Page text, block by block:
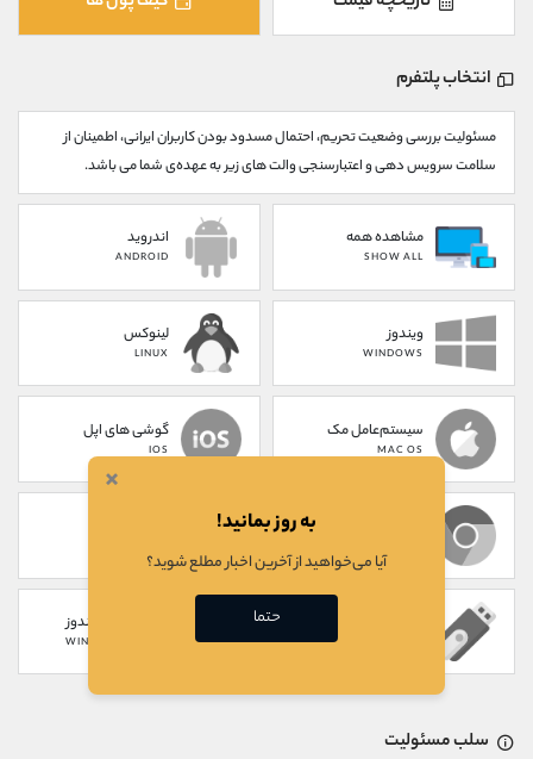
انتخاب پلتفرم
مسئولیت بررسی وضعیت تحریم، احتمال مسدود بودن کاربران ایرانی، اطمینان از
سلامت سرویس دهی و اعتبارسنجی والت های زیر به عهده‌ی شما می باشد.
مشاهده همه
SHOW ALL
اندروید
ANDROID
ویندوز
WINDOWS
لینوکس
LINUX
سیستم‌عامل مک
MAC OS
گوشی های اپل
IOS
گوشی های ویندوز
WINDOWS PHONE
سلب مسئولیت
@alirezamehrabi_official
×
به روز بمانید!
آیا می‌خواهید از آخرین اخبار مطلع شوید؟
حتما